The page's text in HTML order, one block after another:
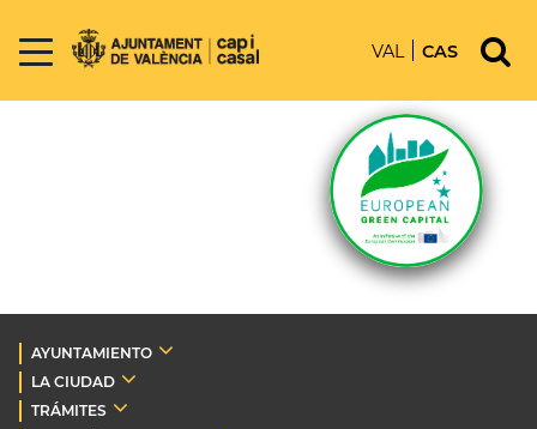
VAL CAS
AYUNTAMIENTO
LA CIUDAD
TRÁMITES